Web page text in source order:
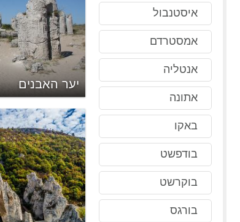
איסטנבול
אמסטרדם
אנטליה
אתונה
באקו
בודפשט
בוקרשט
בורגס
יער האבנים קניון